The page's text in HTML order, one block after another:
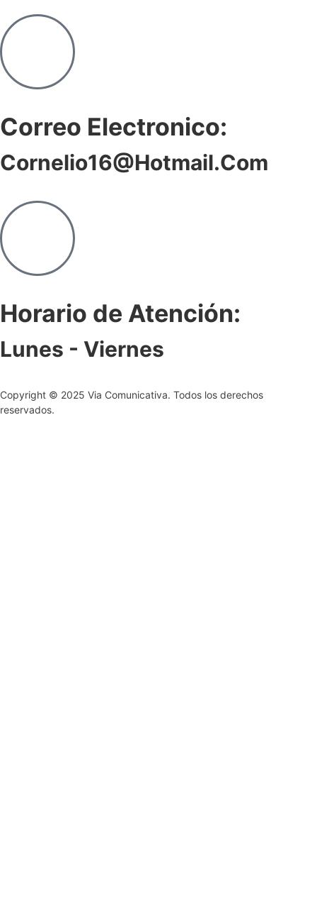
Correo Electronico:
Cornelio16@hotmail.com
Horario de Atención:
Lunes - Viernes
Copyright © 2025 Via Comunicativa. Todos los derechos
reservados.